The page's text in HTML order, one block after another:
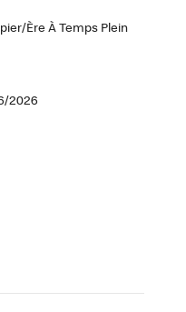
ère À Temps Plein
2026